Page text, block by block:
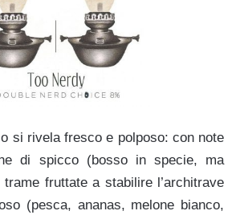
si rivela fresco e polposo: con note
di spicco (bosso in specie, ma
fruttate a stabilire l’architrave
(pesca, ananas, melone bianco,